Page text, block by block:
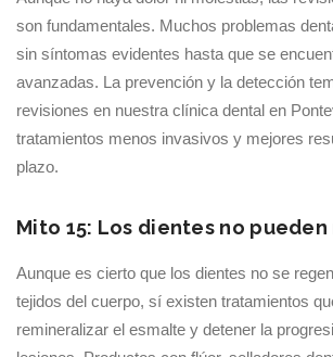
son fundamentales. Muchos problemas
sin síntomas evidentes hasta que se
avanzadas. La prevención y la detección
revisiones en nuestra clínica dental en
tratamientos menos invasivos y mejores
plazo.
Mito 15: Los dientes no
Aunque es cierto que los dientes no se
tejidos del cuerpo, sí existen tratamientos
remineralizar el esmalte y detener la